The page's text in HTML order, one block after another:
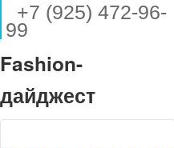
+7 (925) 472-96-
99
Fashion-
дайджест